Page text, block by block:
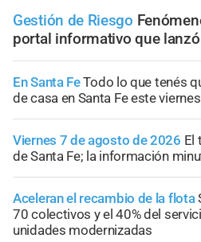
Gestión de Riesgo
portal informativo que
En Santa FeTodo lo que tenés
de casa en Santa Fe este
Viernes 7 de agosto de 2026 El
de Santa Fe; la información
Aceleran el recambio de la flota
70 colectivos y el 40% del
unidades modernizadas